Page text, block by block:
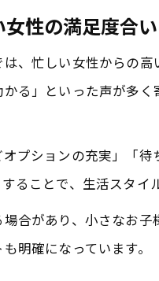
性の満足度合い
、忙しい女性からの
る」といった声が多
プションの充実」「
ることで、生活スタ
合があり、小さなお
明確になっています。